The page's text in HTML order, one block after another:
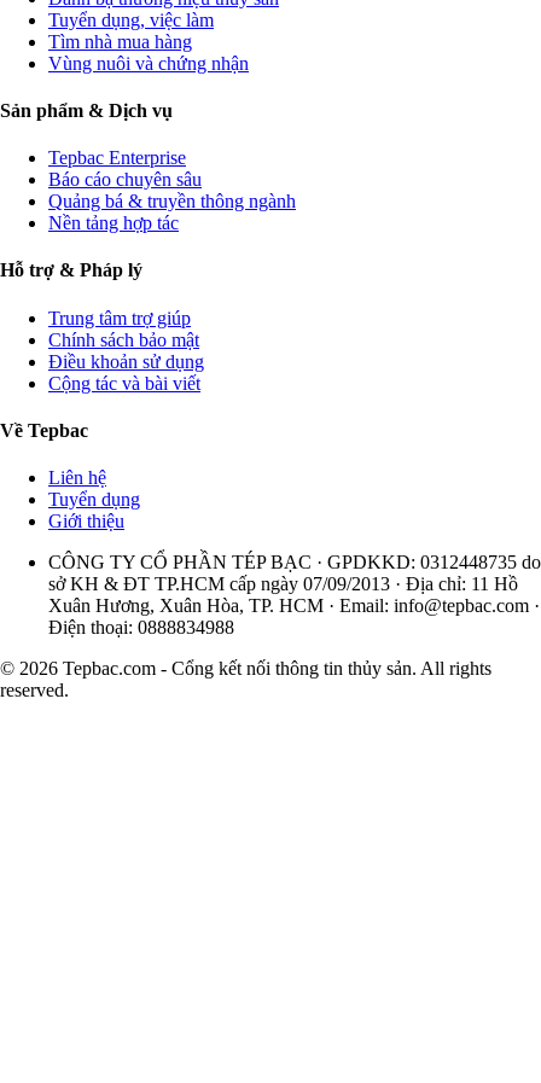
Tuyển dụng, việc làm
Tìm nhà mua hàng
Vùng nuôi và chứng nhận
Sản phẩm & Dịch vụ
Tepbac Enterprise
Báo cáo chuyên sâu
Quảng bá & truyền thông ngành
Nền tảng hợp tác
Hỗ trợ & Pháp lý
Trung tâm trợ giúp
Chính sách bảo mật
Điều khoản sử dụng
Cộng tác và bài viết
Về Tepbac
Liên hệ
Tuyển dụng
Giới thiệu
CÔNG TY CỔ PHẦN TÉP BẠC · GPDKKD: 0312448735 do
sở KH & ĐT TP.HCM cấp ngày 07/09/2013 · Địa chỉ: 11 Hồ
Xuân Hương, Xuân Hòa, TP. HCM · Email: info@tepbac.com ·
Điện thoại: 0888834988
© 2026 Tepbac.com - Cổng kết nối thông tin thủy sản. All rights
reserved.